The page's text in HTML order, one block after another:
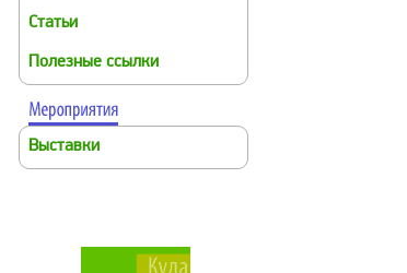
Статьи
Полезные ссылки
Выставки